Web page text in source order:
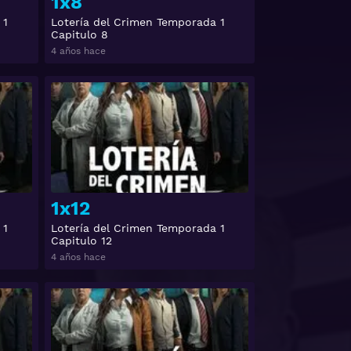
Lotería del Crimen Temporada 1
Capitulo 8
4 años hace
Ver
1x12
Lotería del Crimen Temporada 1
Capitulo 12
4 años hace
Ver